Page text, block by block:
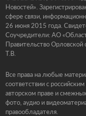
Новостей».
сфере связи,
26 июня 2015 года.
Соучредители: АО
Правительство Орловской
Т.В.
Все права на любые
соответствии с
авторском праве и
фото, аудио и
правообладателя.